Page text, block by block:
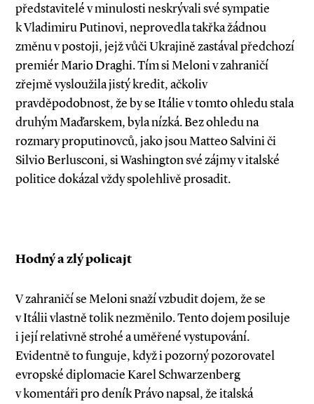
představitelé v minulosti neskrývali své sympatie
k Vladimiru Putinovi, neprovedla takřka žádnou
změnu v postoji, jejž vůči Ukrajině zastával předchozí
premiér Mario Draghi. Tím si Meloni v zahraničí
zřejmě vysloužila jistý kredit, ačkoliv
pravděpodobnost, že by se Itálie v tomto ohledu stala
druhým Maďarskem, byla nízká. Bez ohledu na
rozmary proputinovců, jako jsou Matteo Salvini či
Silvio Berlusconi, si Washington své zájmy v italské
politice dokázal vždy spolehlivě prosadit.
Hodný a zlý policajt
V zahraničí se Meloni snaží vzbudit dojem, že se
v Itálii vlastně tolik nezměnilo. Tento dojem posiluje
i její relativně strohé a uměřené vystupování.
Evidentně to funguje, když i pozorný pozorovatel
evropské diplomacie Karel Schwarzenberg
v komentáři pro deník Právo napsal, že italská